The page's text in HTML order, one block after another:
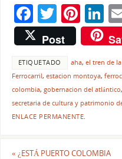
F
a
c
e
b
o
o
k
T
w
itt
er
Pi
nt
er
e
st
Li
n
k
e
dI
n
Post
ETIQUETADO aha, el tren de
Ferrocarril, estacion montoya,
colombia, gobernacion del atlántico,
secretaria de cultura y patrimonio
ENLACE PERMANENTE.
« ¿ESTÁ PUERTO COLOMBIA